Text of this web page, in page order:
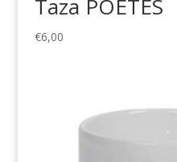
Taza POETES
€6,00